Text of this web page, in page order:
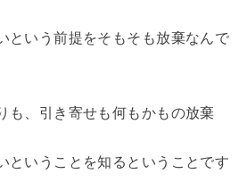
という前提をそもそも放棄なんで
も、引き寄せも何もかもの放棄
ということを知るということです